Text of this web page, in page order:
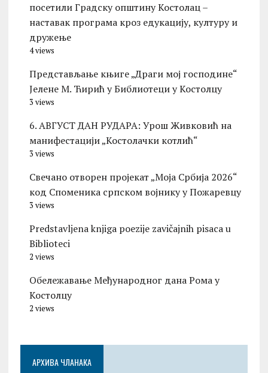
посетили Градску општину Костолац –
наставак програма кроз едукацију, културу и
дружење
4 views
Представљање књиге „Драги мој господине“
Јелене М. Ћирић у Библиотеци у Костолцу
3 views
6. АВГУСТ ДАН РУДАРА: Урош Живковић на
манифестацији „Костолачки котлић“
3 views
Свечано отворен пројекат „Моја Србија 2026“
код Споменика српском војнику у Пожаревцу
3 views
Predstavljena knjiga poezije zavičajnih pisaca u
Biblioteci
2 views
Обележавање Међународног дана Рома у
Костолцу
2 views
АРХИВА ЧЛАНАКА